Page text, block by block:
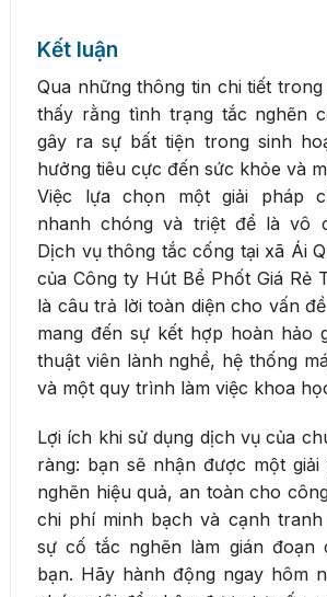
Kết luận
Qua những thông tin chi tiết
thấy rằng tình trạng tắc nghẽn
gây ra sự bất tiện trong sinh
hưởng tiêu cực đến sức khỏe và
Việc lựa chọn một giải pháp
nhanh chóng và triệt để là vô
Dịch vụ thông tắc cống tại xã Ái
của Công ty Hút Bể Phốt Giá Rẻ
là câu trả lời toàn diện cho vấn
mang đến sự kết hợp hoàn hảo
thuật viên lành nghề, hệ thống
và một quy trình làm việc khoa
Lợi ích khi sử dụng dịch vụ của
ràng: bạn sẽ nhận được một
nghẽn hiệu quả, an toàn cho
chi phí minh bạch và cạnh
sự cố tắc nghẽn làm gián đoạn
bạn. Hãy hành động ngay hôm